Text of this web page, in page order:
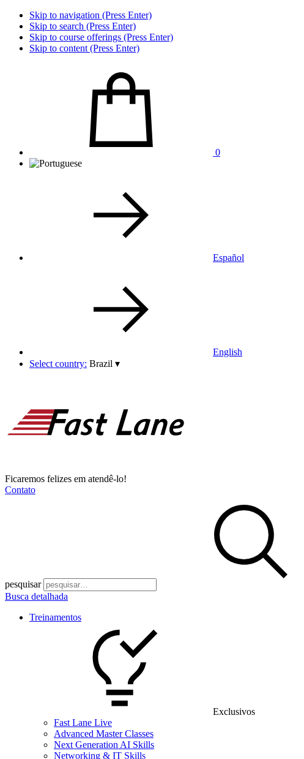
Skip to navigation (Press Enter)
Skip to search (Press Enter)
Skip to course offerings (Press Enter)
Skip to content (Press Enter)
0
Español
English
Select country: Brazil ▾
Ficaremos felizes em atendê-lo!
Contato
pesquisar
Busca detalhada
Treinamentos
Exclusivos
Fast Lane Live
Advanced Master Classes
Next Generation AI Skills
Networking & IT Skills